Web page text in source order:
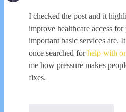
I checked the post and it
improve healthcare access
important basic services are.
once searched for help with
me how pressure makes
fixes.